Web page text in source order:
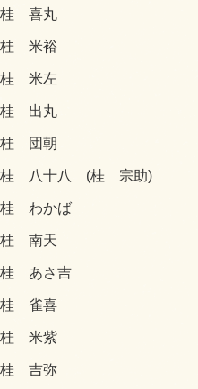
桂 喜丸
桂 米裕
桂 米左
桂 出丸
桂 団朝
桂 八十八 (桂 宗助)
桂 わかば
桂 南天
桂 あさ吉
桂 雀喜
桂 米紫
桂 吉弥